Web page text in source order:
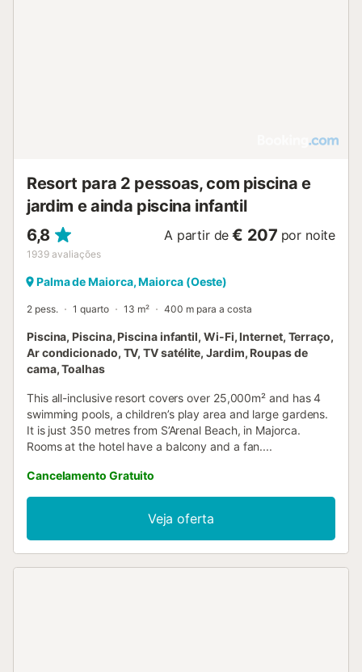
Resort para 2 pessoas, com piscina e
jardim e ainda piscina infantil
6,8
1939 avaliações
A partir de € 207 por noite
Palma de Maiorca, Maiorca (Oeste)
2 pess. 1 quarto 13 m² 400 m para a costa
Piscina, Piscina, Piscina infantil, Wi-Fi, Internet, Terraço,
Ar condicionado, TV, TV satélite, Jardim, Roupas de
cama, Toalhas
This all-inclusive resort covers over 25,000m² and has 4
swimming pools, a children’s play area and large gardens.
It is just 350 metres from S’Arenal Beach, in Majorca.
Rooms at the hotel have a balcony and a fan....
Cancelamento Gratuito
Veja oferta